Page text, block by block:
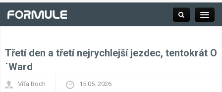
Třetí den a třetí nejrychlejší jezdec, tentokrát O
´Ward
Víťa Boch 15.05. 2026